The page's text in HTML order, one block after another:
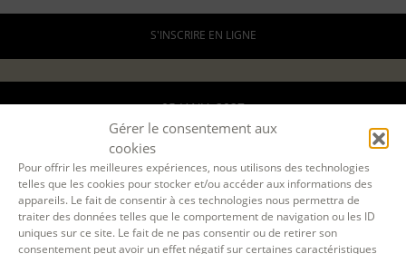
Gérer le consentement aux
cookies
Pour offrir les meilleures expériences, nous utilisons des technologies
telles que les cookies pour stocker et/ou accéder aux informations des
appareils. Le fait de consentir à ces technologies nous permettra de
traiter des données telles que le comportement de navigation ou les ID
uniques sur ce site. Le fait de ne pas consentir ou de retirer son
consentement peut avoir un effet négatif sur certaines caractéristiques
S'INSCRIRE EN LIGNE
05 JANV. 2027
A DISTANCE
par email
30 h.